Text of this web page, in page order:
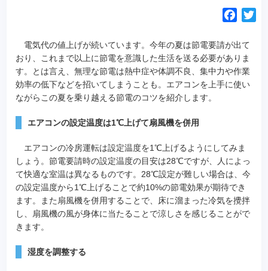
c
e
b
o
電気代の値上げが続いています。 今年の夏は節電要請が出て
おり、これまで以上に節電を意識した生活を送る必要がありま
す。とは言え、無理な節電は熱中症や体調不良、集中力や作業
効率の低下などを招いてしまうことも。エアコンを上手に使い
ながらこの夏を乗り越える節電のコツを紹介します。
エアコンの設定温度は1℃上げて扇風機を併用
エアコンの冷房運転は設定温度を1℃上げるようにしてみま
しょう。節電要請時の設定温度の目安は28℃ですが、人によっ
て快適な室温は異なるものです。28℃設定が難しい場合は、今
の設定温度から1℃上げることで約10%の節電効果が期待でき
ます。また扇風機を併用することで、床に溜まった冷気を攪拌
し、扇風機の風が身体に当たることで涼しさを感じることがで
きます。
湿度を調整する